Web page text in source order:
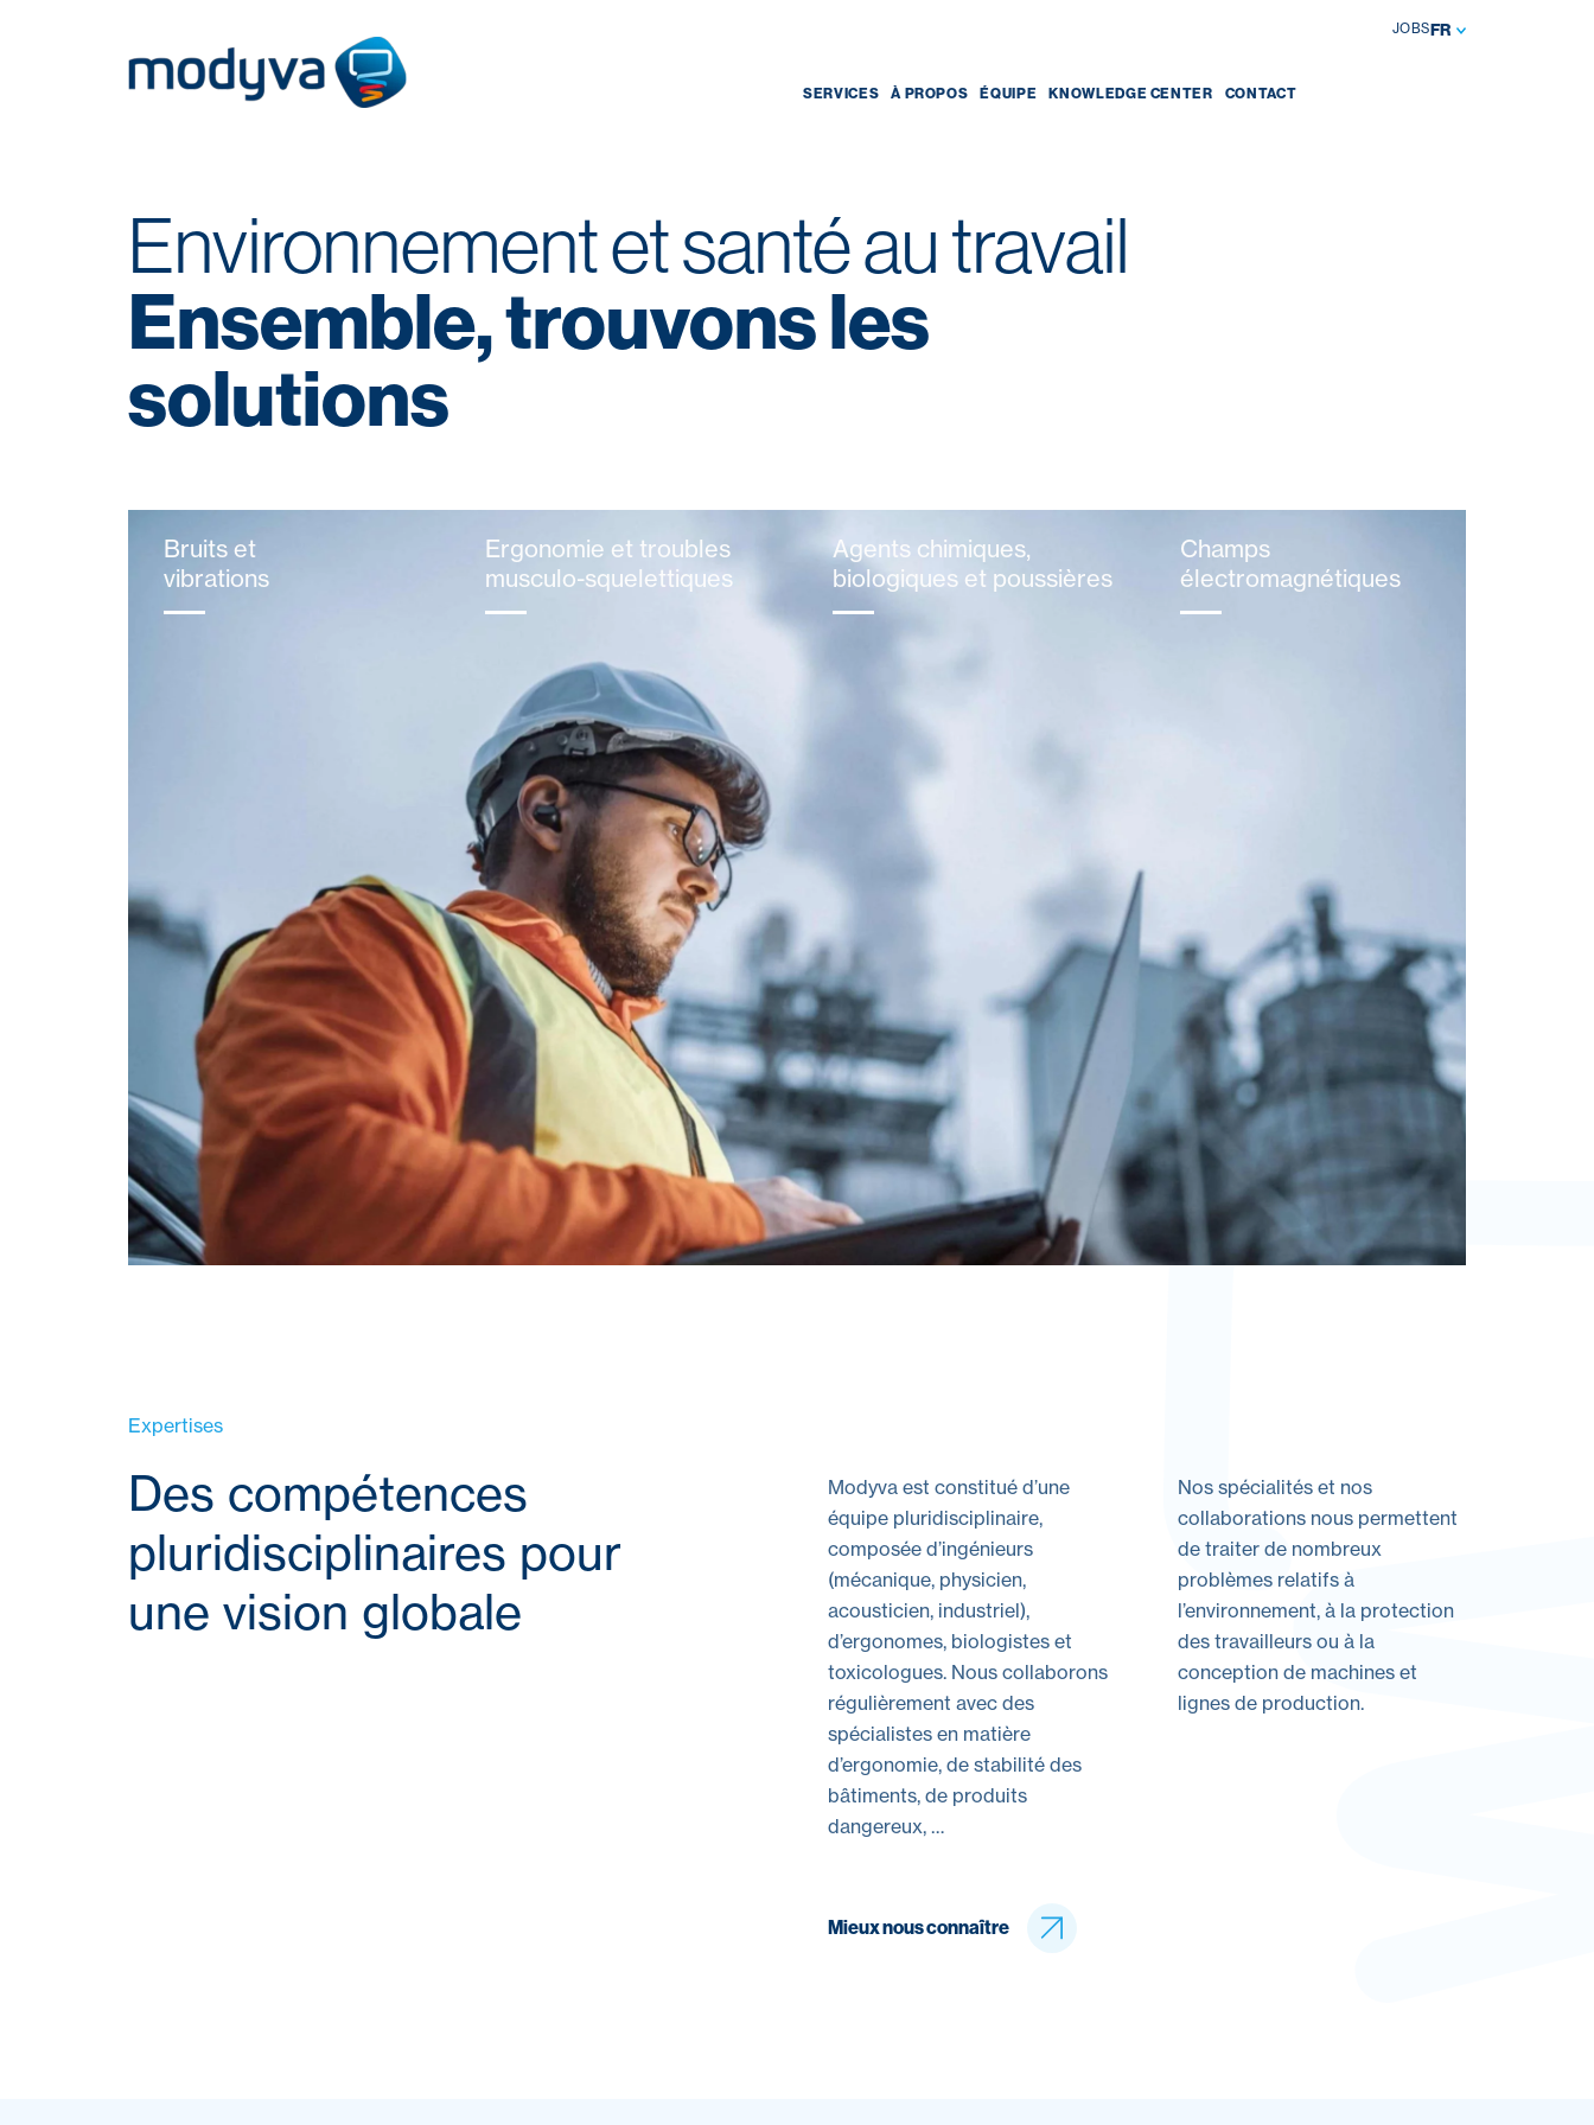
JOBSFR
SERVICES À PROPOS ÉQUIPE KNOWLEDGE CENTER CONTACT
Environnement et santé au travail
Ensemble, trouvons les
solutions
Bruits et
vibrations
Ergonomie et troubles
musculo-squelettiques
Agents chimiques,
biologiques et poussières
Champs
électromagnétiques
Expertises
Des compétences
pluridisciplinaires pour
une vision globale
Modyva est constitué d’une
équipe pluridisciplinaire,
composée d’ingénieurs
(mécanique, physicien,
acousticien, industriel),
d’ergonomes, biologistes et
toxicologues. Nous collaborons
régulièrement avec des
spécialistes en matière
d’ergonomie, de stabilité des
bâtiments, de produits
dangereux, …
Nos spécialités et nos
collaborations nous permettent
de traiter de nombreux
problèmes relatifs à
l’environnement, à la protection
des travailleurs ou à la
conception de machines et
lignes de production.
Mieux nous connaître